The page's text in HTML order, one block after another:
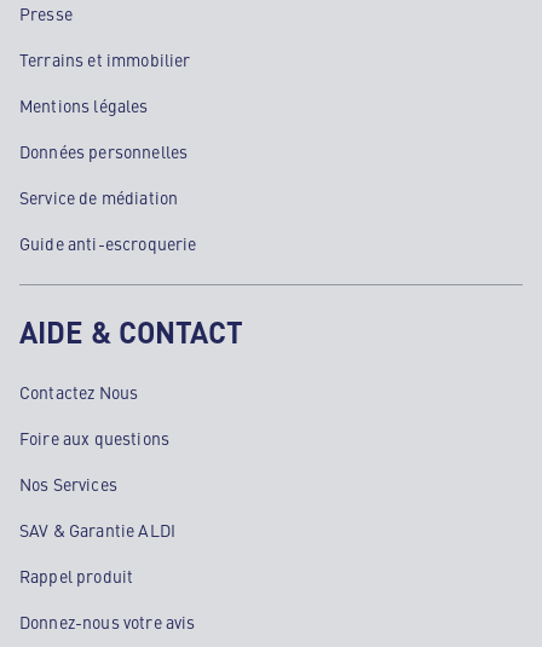
Presse
Terrains et immobilier
Mentions légales
Données personnelles
Service de médiation
Guide anti-escroquerie
AIDE & CONTACT
Contactez Nous
Foire aux questions
Nos Services
SAV & Garantie ALDI
Rappel produit
Donnez-nous votre avis